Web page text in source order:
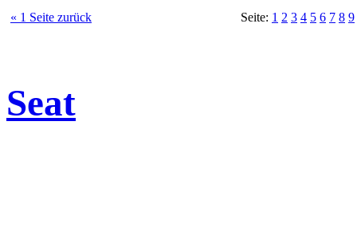
« 1 Seite zurück Seite: 1 2 3 4 5 6 7 8 9
Seat